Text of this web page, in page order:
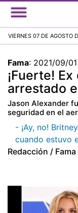
VIERNES 07 DE AGOSTO
Fama: 2021/09/
¡Fuerte!
arrestado
Jason Alexander
seguridad en el
- ¡Ay, no!
cuando estuvo
Redacción / Fama